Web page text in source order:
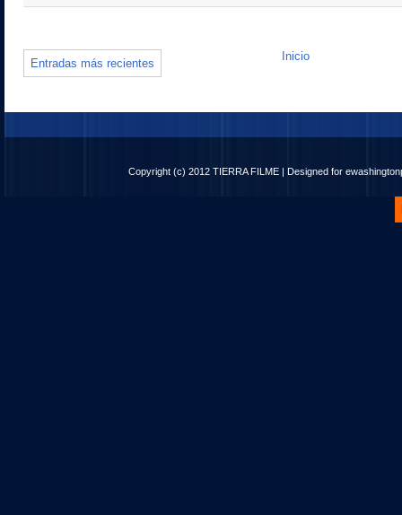
Entradas más recientes
Inicio
Copyright (c) 2012 TIERRA FILME | Designed for